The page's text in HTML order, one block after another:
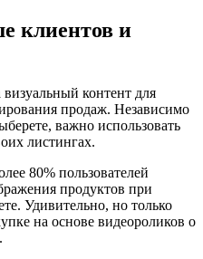
клиентов и
контент для
продаж. Независимо
важно использовать
листингах.
80% пользователей
продуктов при
Удивительно, но только
на основе видеороликов о